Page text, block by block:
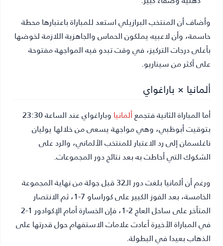
وأضاف أن المنتخب البرازيلي استعد للمباراة باعتبارها محطة
حاسمة، وأن لاعبيه يملكون الحماس والجاهزية اللازمة لخوضها
بأعلى درجات التركيز، في وقت تبدو فيه المواجهة مفتوحة
على أكثر من سيناريو.
ألمانيا × باراغواي
أما المباراة الثانية فتجمعألمانيا
وباراغواي عند الساعة 23:30
بتوقيت أبوظبي، وهي مواجهة يسعى من خلالها يوليان
ناغلسمان إلى رد الاعتبار للمنتخب الألماني، والرد على
الشكوك التي أحاطت به بعد نتائج دور المجموعات.
ورغم أن ألمانيا بلغت دور الـ32 قبل جولة من نهاية المجموعة
الخامسة، بعد الفوز الكبير على كوراساو 7-1، ثم الانتصار
المتأخر على ساحل العاج 2-1، فإن الخسارة أمام الإكوادور 1-2
في المباراة الأخيرة أعادت علامات الاستفهام حول قدرتها على
الذهاب بعيدا في البطولة.